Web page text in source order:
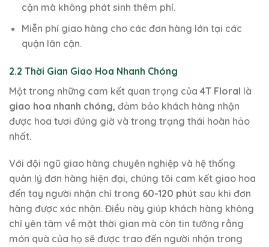
cận mà không phát sinh thêm phí.
Miễn phí giao hàng cho các đơn hàng lớn tại các
quận lân cận.
2.2 Thời Gian Giao Hoa Nhanh Chóng
Một trong những cam kết quan trọng của 4T Floral là
giao hoa nhanh chóng, đảm bảo khách hàng nhận
được hoa tươi đúng giờ và trong trạng thái hoàn hảo
nhất.
Với đội ngũ giao hàng chuyên nghiệp và hệ thống
quản lý đơn hàng hiện đại, chúng tôi cam kết giao hoa
đến tay người nhận chỉ trong 60-120 phút sau khi đơn
hàng được xác nhận. Điều này giúp khách hàng không
chỉ yên tâm về mặt thời gian mà còn tin tưởng rằng
món quà của họ sẽ được trao đến người nhận trong